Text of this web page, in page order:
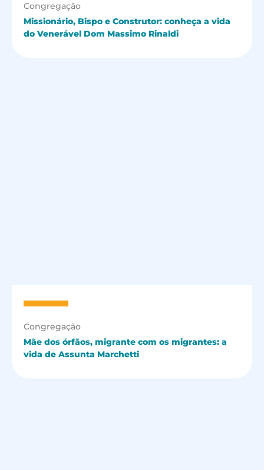
Congregação
Missionário, Bispo e Construtor: conheça a vida
do Venerável Dom Massimo Rinaldi
Congregação
Mãe dos órfãos, migrante com os migrantes: a
vida de Assunta Marchetti